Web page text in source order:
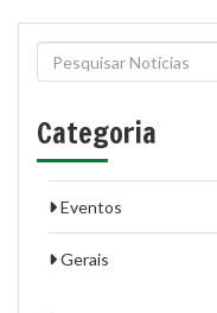
Categoria
Eventos
Gerais